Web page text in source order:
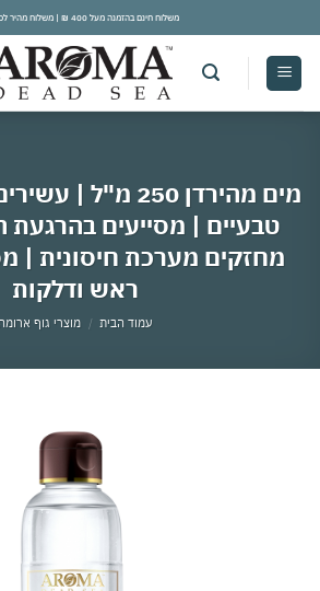
to
content
משלוח חינם בהזמנה מעל 400 ₪ | משלוח מהיר לכל הארץ
טבעיים | מסייעים בהרגעת
מחזקים מערכת חיסונית |
ראש ודלקות
עמוד הבית / מוצרי גוף ארומה